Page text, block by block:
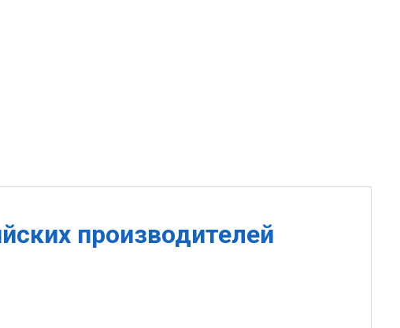
производителей